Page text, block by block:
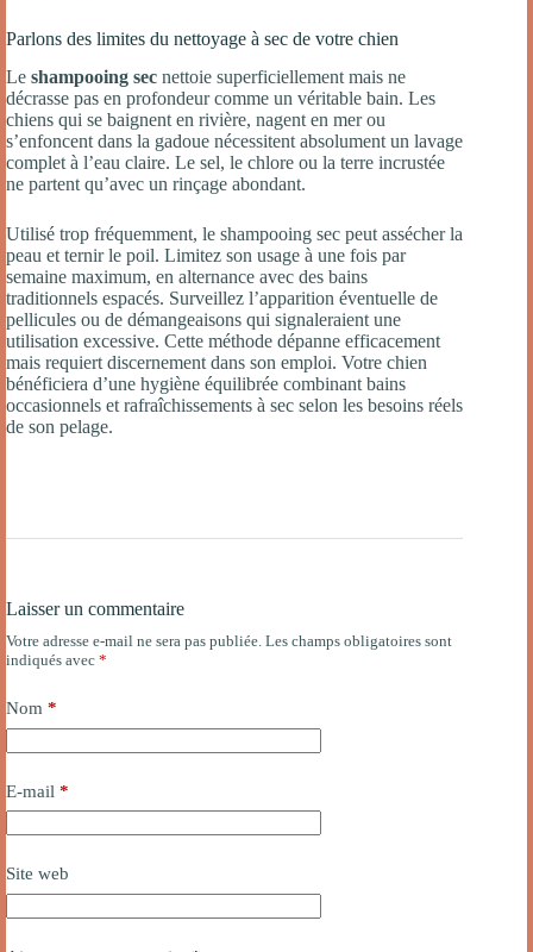
Parlons des limites du nettoyage à sec de votre chien
Le shampooing sec nettoie superficiellement mais ne
décrasse pas en profondeur comme un véritable bain. Les
chiens qui se baignent en rivière, nagent en mer ou
s’enfoncent dans la gadoue nécessitent absolument un lavage
complet à l’eau claire. Le sel, le chlore ou la terre incrustée
ne partent qu’avec un rinçage abondant.
Utilisé trop fréquemment, le shampooing sec peut assécher la
peau et ternir le poil. Limitez son usage à une fois par
semaine maximum, en alternance avec des bains
traditionnels espacés. Surveillez l’apparition éventuelle de
pellicules ou de démangeaisons qui signaleraient une
utilisation excessive. Cette méthode dépanne efficacement
mais requiert discernement dans son emploi. Votre chien
bénéficiera d’une hygiène équilibrée combinant bains
occasionnels et rafraîchissements à sec selon les besoins réels
de son pelage.
Laisser un commentaire
Votre adresse e-mail ne sera pas publiée. Les champs obligatoires sont
indiqués avec *
Nom *
E-mail *
Site web